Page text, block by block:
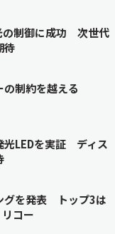
の制御に成功 次世代
待
制約を越える
光LEDを実証 ディス
グを発表 トップ3は
コー